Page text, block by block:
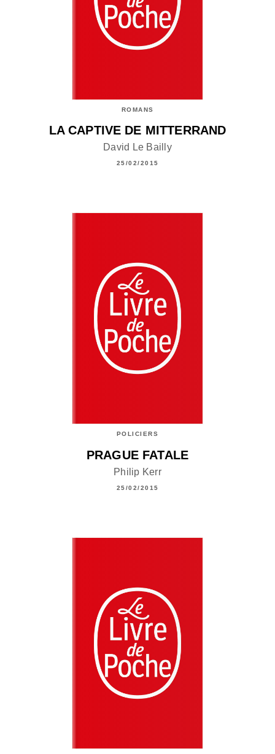
ROMANS
LA CAPTIVE DE MITTERRAND
David Le Bailly
25/02/2015
POLICIERS
PRAGUE FATALE
Philip Kerr
25/02/2015